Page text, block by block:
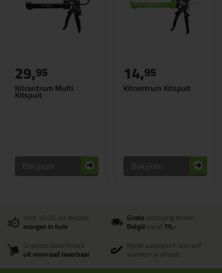
Kitcentrum Multi
Kitspuit
29,95
Bekijken
Kitcentrum Kitspuit
14,95
Bekijken
Voor 16:00 uur besteld
morgen in huis
Gratisbezorging binnen
Belgiëvanaf75,-
Grootste assortiment
uit voorraad leverbaar
Bpost pakjespunt: kies zelf
wanneer je afhaalt